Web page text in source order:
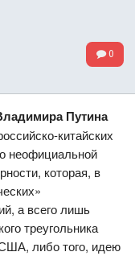
0
Путина
китайских
неофициальной
которая, в
а всего лишь
треугольника
либо того, идею